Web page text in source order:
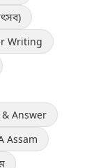
Writing
Answer
Assam